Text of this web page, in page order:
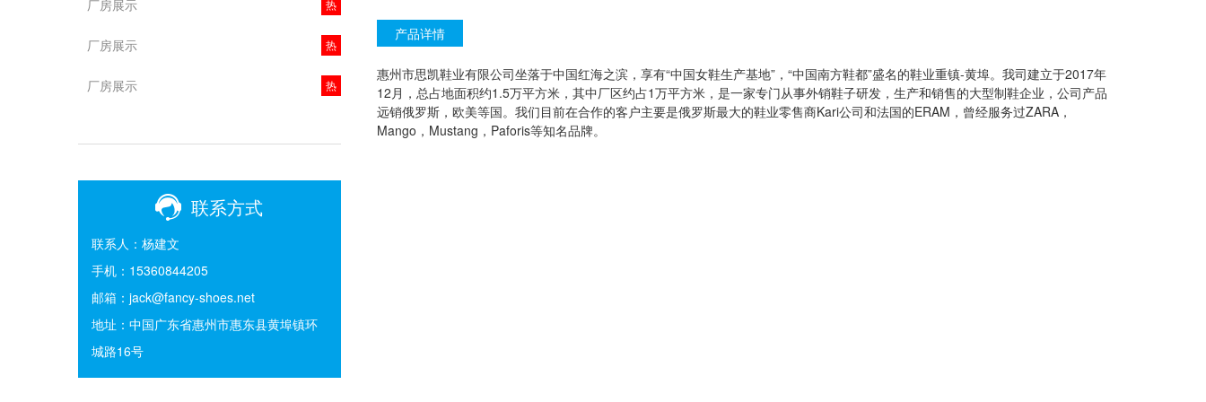
厂房展示 热
厂房展示 热
厂房展示 热
联系方式
联系人：杨建文
手机：15360844205
邮箱：jack@fancy-shoes.net
地址：中国广东省惠州市惠东县黄埠镇环
城路16号
产品详情
惠州市思凯鞋业有限公司坐落于中国红海之滨，享有“中国女鞋生产基地”，“中国南方鞋都”盛名的鞋业重镇-黄埠。我司建立于2017年
12月，总占地面积约1.5万平方米，其中厂区约占1万平方米，是一家专门从事外销鞋子研发，生产和销售的大型制鞋企业，公司产品
远销俄罗斯，欧美等国。我们目前在合作的客户主要是俄罗斯最大的鞋业零售商Kari公司和法国的ERAM，曾经服务过ZARA，
Mango，Mustang，Paforis等知名品牌。